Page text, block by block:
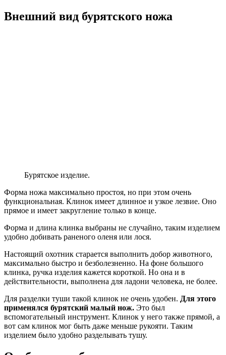
Внешний вид бурятского ножа
Бурятское изделие.
Форма ножа максимально простоя, но при этом очень
функциональная. Клинок имеет длинное и узкое лезвие. Оно
прямое и имеет закругление только в конце.
Форма и длина клинка выбраны не случайно, таким изделием
удобно добивать раненого оленя или лося.
Настоящий охотник старается выполнить добор животного,
максимально быстро и безболезненно. На фоне большого
клинка, ручка изделия кажется короткой. Но она и в
действительности, выполнена для ладони человека, не более.
Для разделки туши такой клинок не очень удобен. Для этого
применялся бурятский малый нож. Это был
вспомогательный инструмент. Клинок у него также прямой, а
вот сам клинок мог быть даже меньше рукояти. Таким
изделием было удобно разделывать тушу.